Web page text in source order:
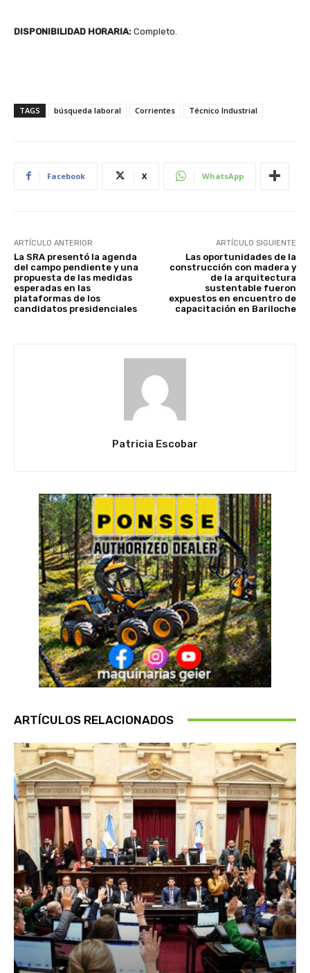
DISPONIBILIDAD HORARIA: Completo.
TAGS búsqueda laboral Corrientes Técnico Industrial
Facebook X WhatsApp
ARTÍCULO ANTERIOR
La SRA presentó la agenda
del campo pendiente y una
propuesta de las medidas
esperadas en las
plataformas de los
candidatos presidenciales
ARTÍCULO SIGUIENTE
Las oportunidades de la
construcción con madera y
de la arquitectura
sustentable fueron
expuestos en encuentro de
capacitación en Bariloche
Patricia Escobar
ARTÍCULOS RELACIONADOS